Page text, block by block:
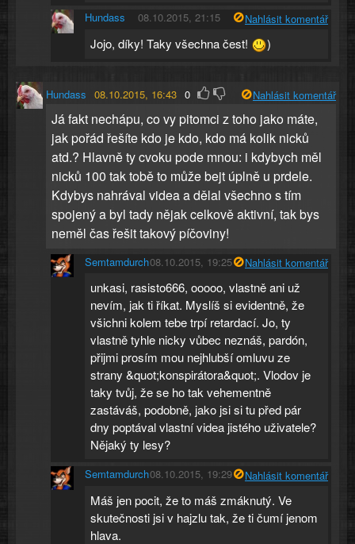
Hundass 08.10.2015, 21:15 Nahlásit komentář
Jojo, díky! Taky všechna čest! )
Hundass 08.10.2015, 16:43 0 Nahlásit komentář
Já fakt nechápu, co vy pitomci z toho jako máte,
jak pořád řešíte kdo je kdo, kdo má kolik nicků
atd.? Hlavně ty cvoku pode mnou: i kdybych měl
nicků 100 tak tobě to může bejt úplně u prdele.
Kdybys nahrával videa a dělal všechno s tím
spojený a byl tady nějak celkově aktivní, tak bys
neměl čas řešit takový píčoviny!
Semtamdurch08.10.2015, 19:25 Nahlásit komentář
unkasi, rasisto666, ooooo, vlastně ani už
nevím, jak ti říkat. Myslíš si evidentně, že
všichni kolem tebe trpí retardací. Jo, ty
vlastně tyhle nicky vůbec neznáš, pardón,
přijmi prosím mou nejhlubší omluvu ze
strany &quot;konspirátora&quot;. Vlodov je
taky tvůj, že se ho tak vehementně
zastáváš, podobně, jako jsi si tu před pár
dny poptával vlastní videa jistého uživatele?
Nějaký ty lesy?
Semtamdurch08.10.2015, 19:29 Nahlásit komentář
Máš jen pocit, že to máš zmáknutý. Ve
skutečnosti jsi v hajzlu tak, že ti čumí jenom
hlava.